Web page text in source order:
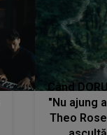
Când
"Nu ajung
Theo